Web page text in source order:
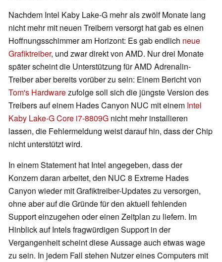
Nachdem Intel Kaby Lake-G mehr als zwölf Monate lang
nicht mehr mit neuen Treibern versorgt hat gab es einen
Hoffnungsschimmer am Horizont: Es gab endlich neue
Grafiktreiber, und zwar direkt von AMD. Nur drei Monate
später scheint die Unterstützung für AMD Adrenalin-
Treiber aber bereits vorüber zu sein: Einem Bericht von
Tom's Hardwarezufolge soll sich die jüngste Version des
Treibers auf einem Hades Canyon NUC mit einem Intel
Kaby Lake-G Core i7-8809G nicht mehr installieren
lassen, die Fehlermeldung weist darauf hin, dass der Chip
nicht unterstützt wird.
In einem Statement hat Intel angegeben, dass der
Konzern daran arbeitet, den NUC 8 Extreme Hades
Canyon wieder mit Grafiktreiber-Updates zu versorgen,
ohne aber auf die Gründe für den aktuell fehlenden
Support einzugehen oder einen Zeitplan zu liefern. Im
Hinblick auf Intels fragwürdigen Support in der
Vergangenheit scheint diese Aussage auch etwas wage
zu sein. In jedem Fall stehen Nutzer eines Computers mit